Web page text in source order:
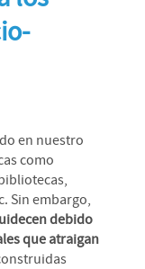
en nuestro
como
Sin embargo,
debido
que atraigan